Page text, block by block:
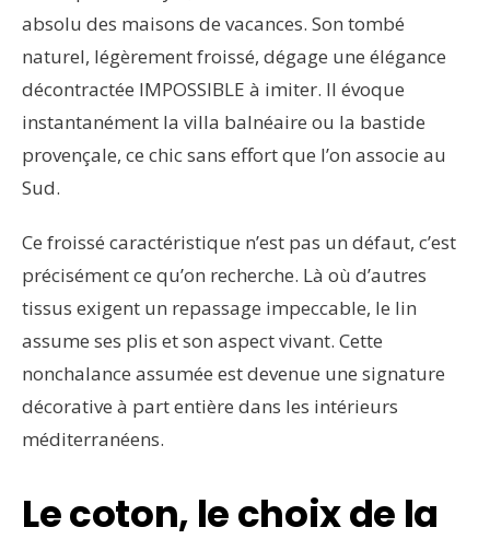
absolu des maisons de vacances. Son tombé
naturel, légèrement froissé, dégage une élégance
décontractée IMPOSSIBLE à imiter. Il évoque
instantanément la villa balnéaire ou la bastide
provençale, ce chic sans effort que l’on associe au
Sud.
Ce froissé caractéristique n’est pas un défaut, c’est
précisément ce qu’on recherche. Là où d’autres
tissus exigent un repassage impeccable, le lin
assume ses plis et son aspect vivant. Cette
nonchalance assumée est devenue une signature
décorative à part entière dans les intérieurs
méditerranéens.
Le coton, le choix de la